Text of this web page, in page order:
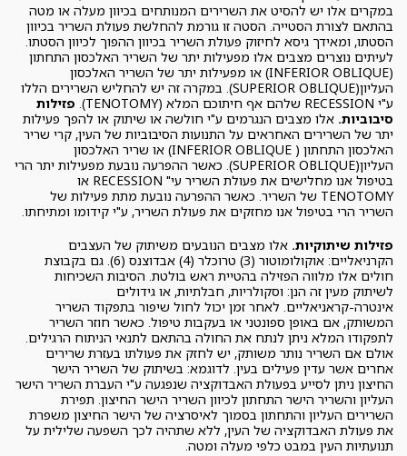
במקרים אלו יש להסיט את השרירים המנותחים בכיוון מעלה או מטה
בהתאם לצורת הסטייה. הסטה זו גורמת להחלשת פעולת השריר בכיוון
הסטתו, ומאידך גיסא לחיזוק פעולת השריר בכיוון ההפוך לכיוון הסטתו.
לעיתים נוצרים מצבים אלו מפעילות יתר של השריר האלכסון התחתון
(INFERIOR OBLIQUE) או מפעילות יתר של השריר האלכסון
העליון(SUPERIOR OBLIQUE). במקרה זה יש להחליש השרירים הללו
ע"י RECESSION שלהם אף חיתוכם המלא (TENOTOMY).
פזילות
סיבוביות. אלו מצבים הנגרמים ע"י חולשה או שיתוק או להפך פעילות
יתר של השרירים האחראים על התנועות הסיבוביות של העין, קרי שריר
האלכסון התחתון ( INFERIOR OBLIQUE) או שריר האלכסון
העליון(SUPERIOR OBLIQUE). כאשר ההפרעה נובעת מפעילות יתר הרי
בטיפול אנו מחלישים את פעולת השריר עי" RECESSION או
TENOTOMY של השריר. כאשר ההפרעה נובעת מתת פעילות של
השריר הרי בטיפול אנו מחזקים את פעולת השריר, ע"י קידומו ומתיחתו.
פזילות שיתוקיות. אלו מצבים הנובעים משיתוק של העצבים
הקרניאליים: אוקולומוטור (3) טרוכלר (4) אבדוצנס (6). גם בקבוצת
חולים אלו מלווה הפזילה בהטיית ראש בולטת. הסיבות השכיחות
לשיתוק מעין זה הנן: וסקולריות, חבלתיות, או גידולים
אינטרה-קראניאליים. לאחר זמן יכול לחול שיפור בתפקוד השריר
המשותק, אם באופן ספונטני או בעקבות טיפול. כאשר חוזר השריר
לתפקודו המלא ניתן לנתח את החולה בהתאם לתנאי הניתוח הרגילים.
אולם אם השריר נותר משותק, יש לחזק את פעולתו בעזרת שרירים
אחרים אשר עדין פעילים בעין. לדוגמא: בשיתוק של השריר הישר
החיצון ניתן לסייע בפעולת האבדוקציה שנפגעה ע"י העברת השריר הישר
העליון והשריר הישר התחתון לכיוון השריר הישר החיצון. תפירת
השרירים העליון והתחתון בסמוך לאיסרציה של הישר החיצון משפרת
את פעולת האבדוקציה של העין, ללא שתהיה לכך השפעה שלילית על
תנועתיות העין במבט כלפי מעלה ומטה.